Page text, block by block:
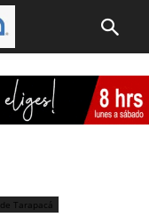
Tarapacá